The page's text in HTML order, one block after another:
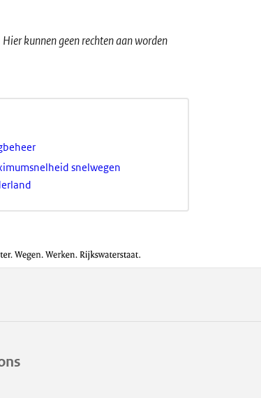
kunnen geen rechten aan worden
snelwegen